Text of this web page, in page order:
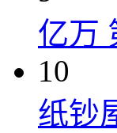
亿万
10
纸钞